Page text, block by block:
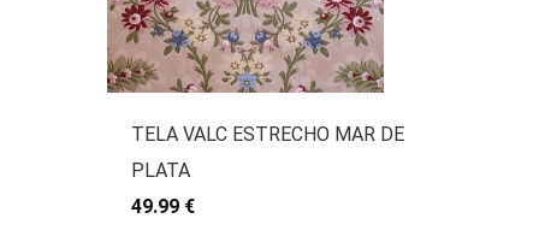
TELA VALC ESTRECHO MAR DE
PLATA
49.99 €